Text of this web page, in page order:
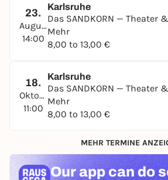
23.
August
14:00
Karlsruhe
Das SANDKORN — Theater &
Mehr
8,00 to 13,00 €
18.
Oktober
11:00
Karlsruhe
Das SANDKORN — Theater &
Mehr
8,00 to 13,00 €
MEHR TERMINE
Our app can do